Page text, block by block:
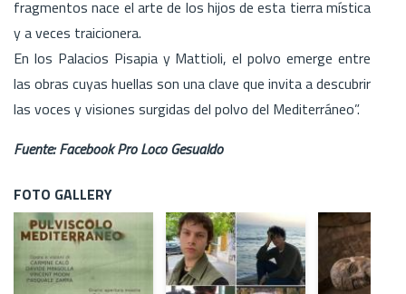
fragmentos nace el arte de los hijos de esta tierra mística
y a veces traicionera.
En los Palacios Pisapia y Mattioli, el polvo emerge entre
las obras cuyas huellas son una clave que invita a descubrir
las voces y visiones surgidas del polvo del Mediterráneo”.
Fuente: Facebook Pro Loco Gesualdo
FOTO GALLERY